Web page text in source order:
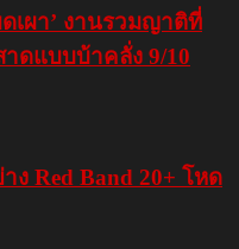
เผา’ งานรวมญาติที่
ดแบบบ้าคลั่ง 9/10
Red Band 20+ โหด